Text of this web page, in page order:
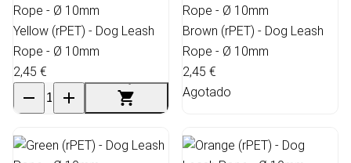
Yellow (rPET) - Dog Leash
Rope - Ø 10mm
2,45 €
Brown (rPET) - Dog Leash
Rope - Ø 10mm
2,45 €
Agotado